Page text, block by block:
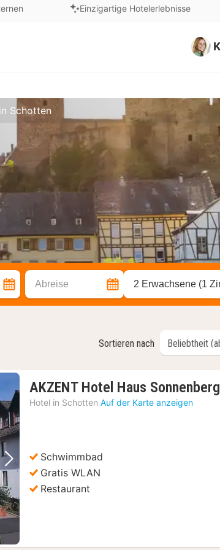
Einzigartige Hotelerlebnisse
Schotten
Abreise 2 Erwachsene (1
Sortieren nach
Nächstes Bild
AKZENT Hotel Haus Sonnenberg
Hotel in Schotten Auf der Karte anzeigen
Schwimmbad
Gratis WLAN
Restaurant